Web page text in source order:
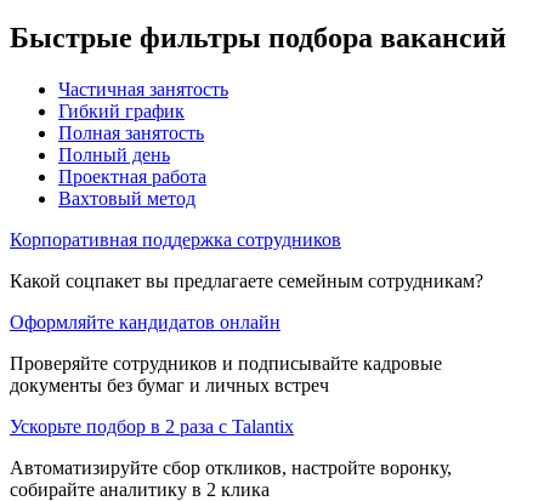
Быстрые фильтры подбора вакансий
Частичная занятость
Гибкий график
Полная занятость
Полный день
Проектная работа
Вахтовый метод
Корпоративная поддержка сотрудников
Какой соцпакет вы предлагаете семейным сотрудникам?
Оформляйте кандидатов онлайн
Проверяйте сотрудников и подписывайте кадровые
документы без бумаг и личных встреч
Ускорьте подбор в 2 раза с Talantix
Автоматизируйте сбор откликов, настройте воронку,
собирайте аналитику в 2 клика